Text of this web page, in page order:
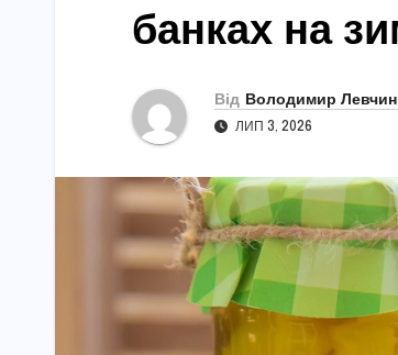
банках на
Від Володимир Левчин
ЛИП 3, 2026